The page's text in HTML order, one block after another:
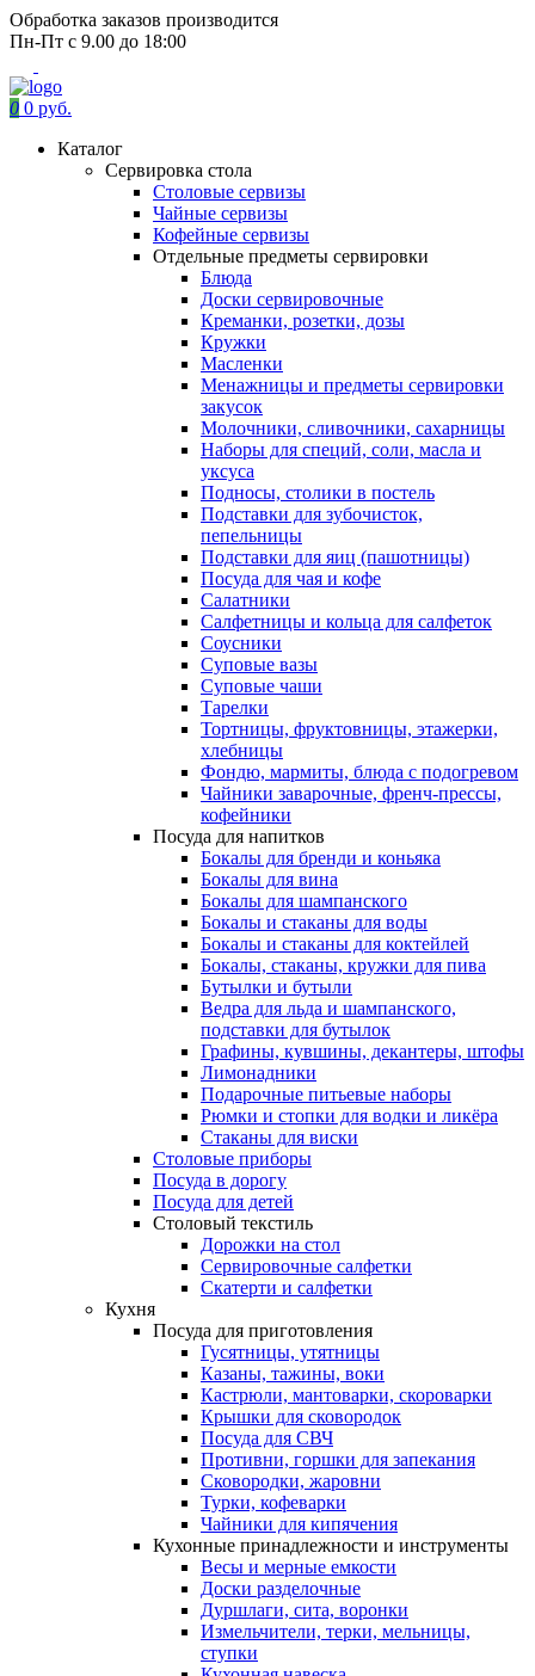
Обработка заказов производится
Пн-Пт с 9.00 до 18:00
0 0 руб.
Каталог
Сервировка стола
Столовые сервизы
Чайные сервизы
Кофейные сервизы
Отдельные предметы сервировки
Блюда
Доски сервировочные
Креманки, розетки, дозы
Кружки
Масленки
Менажницы и предметы сервировки
закусок
Молочники, сливочники, сахарницы
Наборы для специй, соли, масла и
уксуса
Подносы, столики в постель
Подставки для зубочисток,
пепельницы
Подставки для яиц (пашотницы)
Посуда для чая и кофе
Салатники
Салфетницы и кольца для салфеток
Соусники
Суповые вазы
Суповые чаши
Тарелки
Тортницы, фруктовницы, этажерки,
хлебницы
Фондю, мармиты, блюда с подогревом
Чайники заварочные, френч-прессы,
кофейники
Посуда для напитков
Бокалы для бренди и коньяка
Бокалы для вина
Бокалы для шампанского
Бокалы и стаканы для воды
Бокалы и стаканы для коктейлей
Бокалы, стаканы, кружки для пива
Бутылки и бутыли
Ведра для льда и шампанского,
подставки для бутылок
Графины, кувшины, декантеры, штофы
Лимонадники
Подарочные питьевые наборы
Рюмки и стопки для водки и ликёра
Стаканы для виски
Столовые приборы
Посуда в дорогу
Посуда для детей
Столовый текстиль
Дорожки на стол
Сервировочные салфетки
Скатерти и салфетки
Кухня
Посуда для приготовления
Гусятницы, утятницы
Казаны, тажины, воки
Кастрюли, мантоварки, скороварки
Крышки для сковородок
Посуда для СВЧ
Противни, горшки для запекания
Сковородки, жаровни
Турки, кофеварки
Чайники для кипячения
Кухонные принадлежности и инструменты
Весы и мерные емкости
Доски разделочные
Дуршлаги, сита, воронки
Измельчители, терки, мельницы,
ступки